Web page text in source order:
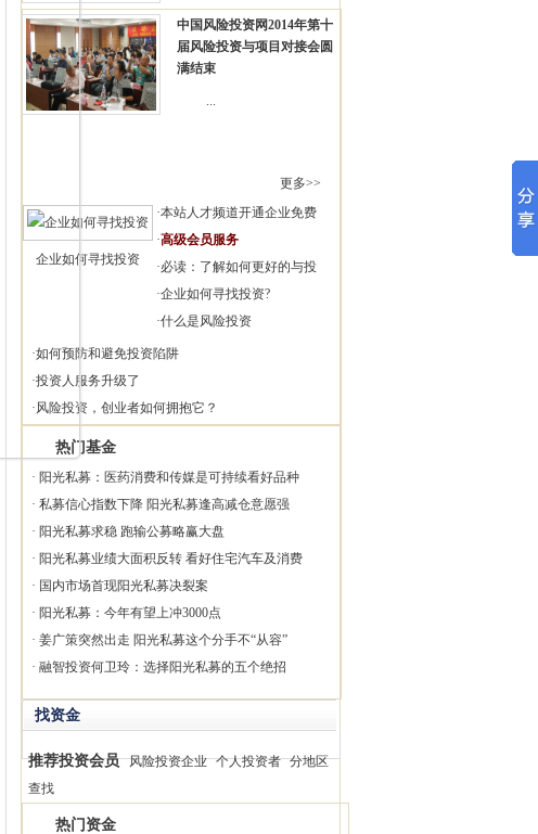
中国风险投资网2014年第十
届风险投资与项目对接会圆
满结束
...
更多>>
企业如何寻找投资
·本站人才频道开通企业免费
·高级会员服务
·必读：了解如何更好的与投
·企业如何寻找投资?
·什么是风险投资
·如何预防和避免投资陷阱
·投资人服务升级了
·风险投资，创业者如何拥抱它？
热门基金
· 阳光私募：医药消费和传媒是可持续看好品种
· 私募信心指数下降 阳光私募逢高减仓意愿强
· 阳光私募求稳 跑输公募略赢大盘
· 阳光私募业绩大面积反转 看好住宅汽车及消费
· 国内市场首现阳光私募决裂案
· 阳光私募：今年有望上冲3000点
· 姜广策突然出走 阳光私募这个分手不“从容”
· 融智投资何卫玲：选择阳光私募的五个绝招
找资金
推荐投资会员 风险投资企业 个人投资者 分地区
查找
热门资金